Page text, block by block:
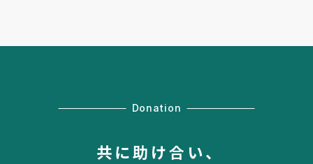
Donation
共に助け合い、